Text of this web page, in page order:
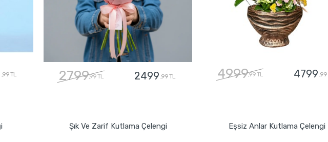
,99 TL 2799,99 TL 2499 ,99 TL 4999,99 TL 4799 ,99
Şık Ve Zarif Kutlama Çelengi Eşsiz Anlar Kutlama Çelengi